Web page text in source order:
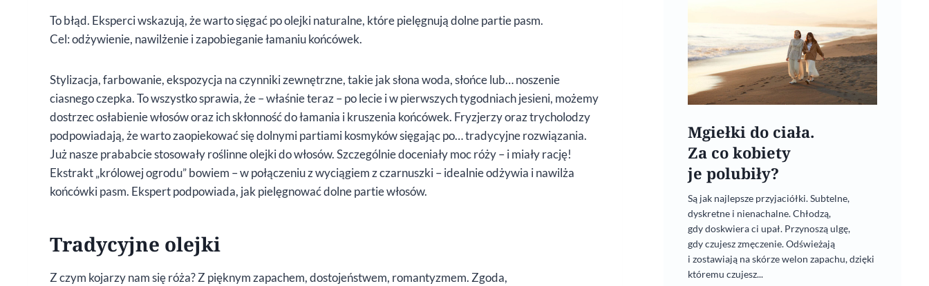
To błąd. Eksperci wskazują, że warto sięgać po olejki naturalne, które pielęgnują dolne partie pasm.
Cel: odżywienie, nawilżenie i zapobieganie łamaniu końcówek.
Stylizacja, farbowanie, ekspozycja na czynniki zewnętrzne, takie jak słona woda, słońce lub… noszenie
ciasnego czepka. To wszystko sprawia, że – właśnie teraz – po lecie i w pierwszych tygodniach jesieni, możemy
dostrzec osłabienie włosów oraz ich skłonność do łamania i kruszenia końcówek. Fryzjerzy oraz trycholodzy
podpowiadają, że warto zaopiekować się dolnymi partiami kosmyków sięgając po… tradycyjne rozwiązania.
Już nasze prababcie stosowały roślinne olejki do włosów. Szczególnie doceniały moc róży – i miały rację!
Ekstrakt „królowej ogrodu” bowiem – w połączeniu z wyciągiem z czarnuszki – idealnie odżywia i nawilża
końcówki pasm. Ekspert podpowiada, jak pielęgnować dolne partie włosów.
Tradycyjne olejki
Z czym kojarzy nam się róża? Z pięknym zapachem, dostojeństwem, romantyzmem. Zgoda,
Mgiełki do ciała.
Za co kobiety
je polubiły?
Są jak najlepsze przyjaciółki. Subtelne,
dyskretne i nienachalne. Chłodzą,
gdy doskwiera ci upał. Przynoszą ulgę,
gdy czujesz zmęczenie. Odświeżają
i zostawiają na skórze welon zapachu, dzięki
któremu czujesz...